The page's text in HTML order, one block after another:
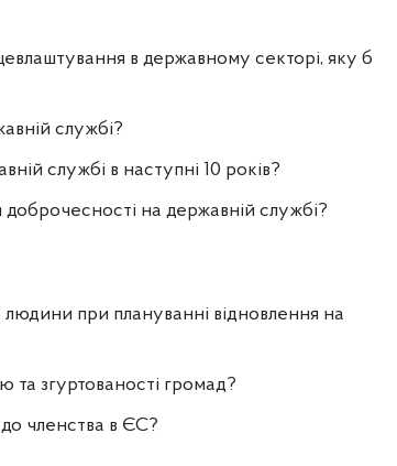
в державному секторі, яку б
службі?
службі в наступні 10 років?
на державній службі?
при плануванні відновлення на
та згуртованості громад?
членства в ЄС?